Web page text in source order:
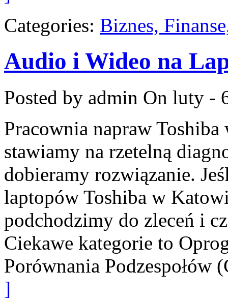
Categories: Biznes,
Audio i Wideo na
Posted by admin On luty -
Pracownia napraw
stawiamy na rzetelną
dobieramy rozwiązanie.
laptopów Toshiba w
podchodzimy do zleceń i
Ciekawe kategorie to
Porównania Podzespołów
]